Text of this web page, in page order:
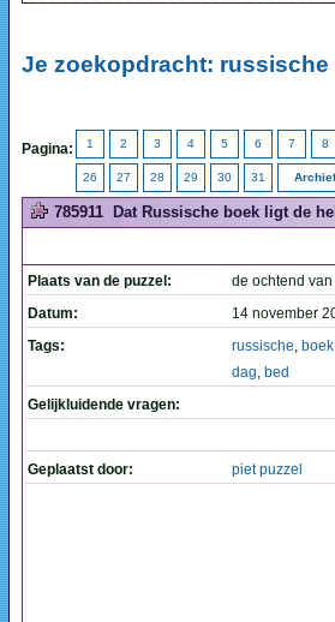
Je zoekopdracht: russische
Pagina: 1 2 3 4 5 6 7 8
26 27 28 29 30 31
785911 Dat Russische boek ligt de
Plaats van de puzzel:
de ochtend van
Datum:
14 november
Tags:
russische, boek
dag, bed
Gelijkluidende vragen:
Geplaatst door: piet puzzel